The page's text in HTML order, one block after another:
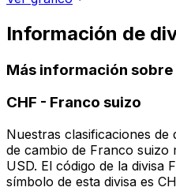
Información de
Más información sobre
CHF - Franco suizo
Nuestras clasificaciones de
de cambio de Franco suizo
USD. El código de la divisa
símbolo de esta divisa es